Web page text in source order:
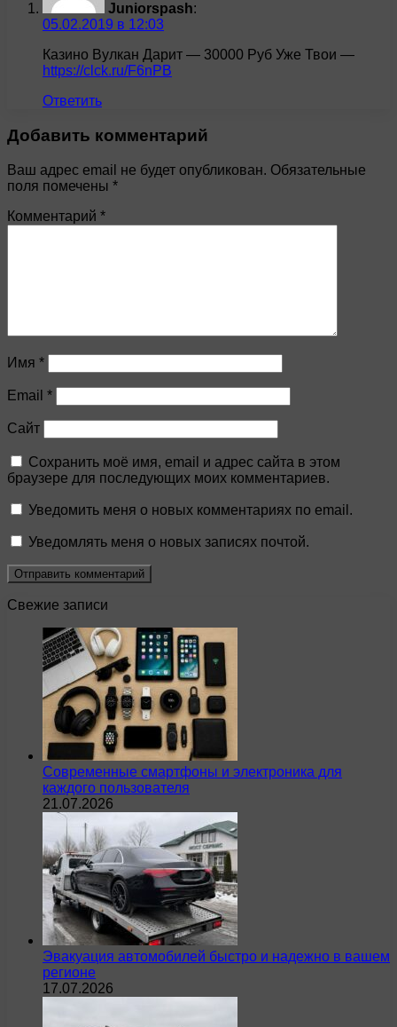
Juniorspash:
05.02.2019 в 12:03
Казино Вулкан Дарит — 30000 Руб Уже Твои —
https://clck.ru/F6nPB
Ответить
Добавить комментарий
Ваш адрес email не будет опубликован. Обязательные
поля помечены *
Комментарий *
Имя *
Email *
Сайт
Сохранить моё имя, email и адрес сайта в этом
браузере для последующих моих комментариев.
Уведомить меня о новых комментариях по email.
Уведомлять меня о новых записях почтой.
Свежие записи
Современные смартфоны и электроника для
каждого пользователя
21.07.2026
Эвакуация автомобилей быстро и надежно в вашем
регионе
17.07.2026